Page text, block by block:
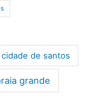
cidade de santos
grande